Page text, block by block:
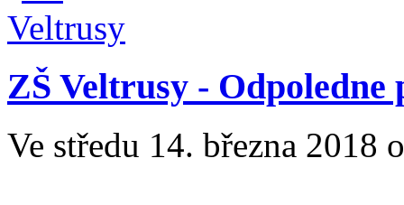
ZŠ Veltrusy -
Ve středu 14. března